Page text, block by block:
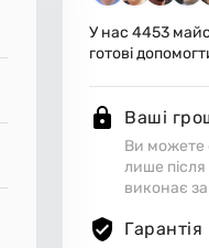
У нас4453
готові
Ваші
Ви можете
лише
виконає
Гарантія